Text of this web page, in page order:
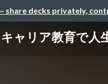
share decks privately,
ャリア教育で人